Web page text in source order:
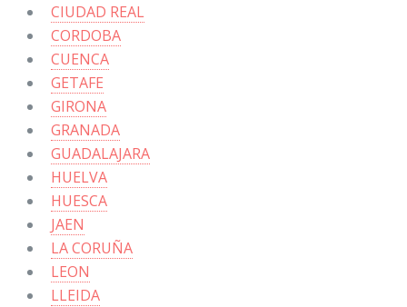
CIUDAD REAL
CORDOBA
CUENCA
GETAFE
GIRONA
GRANADA
GUADALAJARA
HUELVA
HUESCA
JAEN
LA CORUÑA
LEON
LLEIDA